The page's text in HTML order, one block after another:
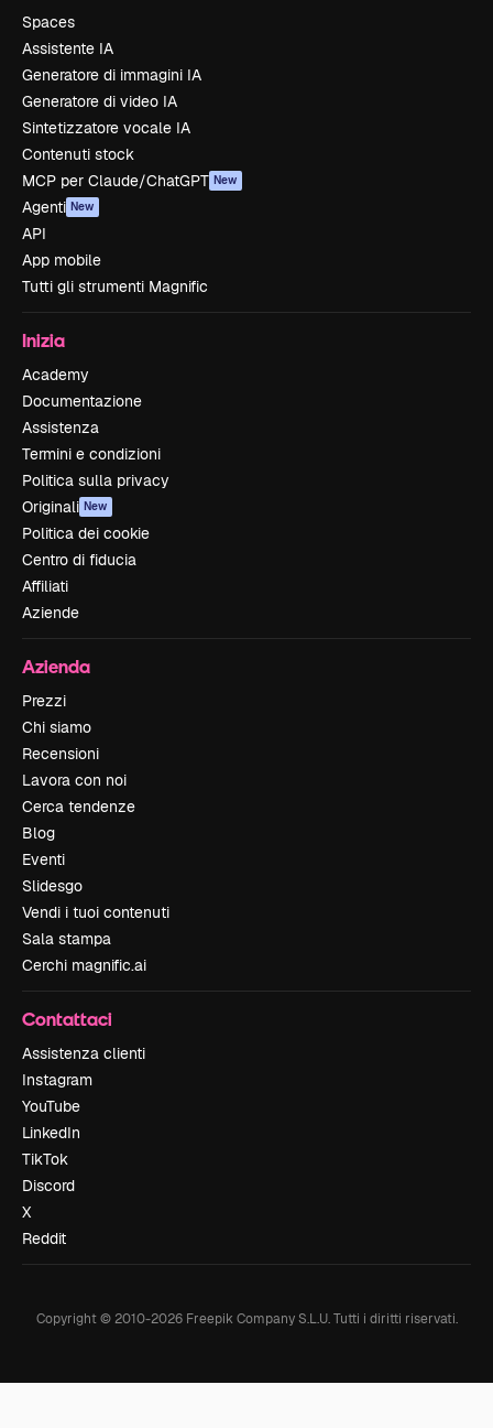
Spaces
Assistente IA
Generatore di immagini IA
Generatore di video IA
Sintetizzatore vocale IA
Contenuti stock
MCP per Claude/ChatGPT New
Agenti New
API
App mobile
Tutti gli strumenti Magnific
Inizia
Academy
Documentazione
Assistenza
Termini e condizioni
Politica sulla privacy
Originali New
Politica dei cookie
Centro di fiducia
Affiliati
Aziende
Azienda
Prezzi
Chi siamo
Recensioni
Lavora con noi
Cerca tendenze
Blog
Eventi
Slidesgo
Vendi i tuoi contenuti
Sala stampa
Cerchi magnific.ai
Contattaci
Assistenza clienti
Instagram
YouTube
LinkedIn
TikTok
Discord
X
Reddit
Copyright © 2010-2026Freepik Company S.L.U. Tutti i diritti riservati.